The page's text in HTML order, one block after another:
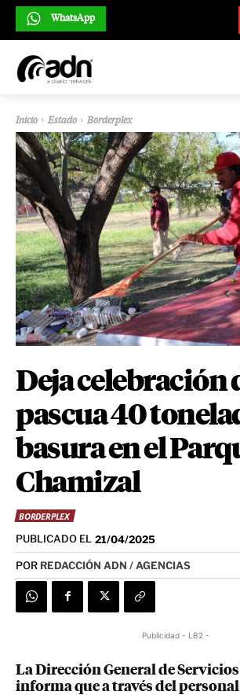
WhatsApp
Inicio Estado Borderplex
Deja celebración
pascua 40
basura en el
Chamizal
BORDERPLEX
PUBLICADO EL 21/04/2025
POR REDACCIÓN ADN / AGENCIAS
Publicidad - LB2 -
La Dirección General de
informa que a través del